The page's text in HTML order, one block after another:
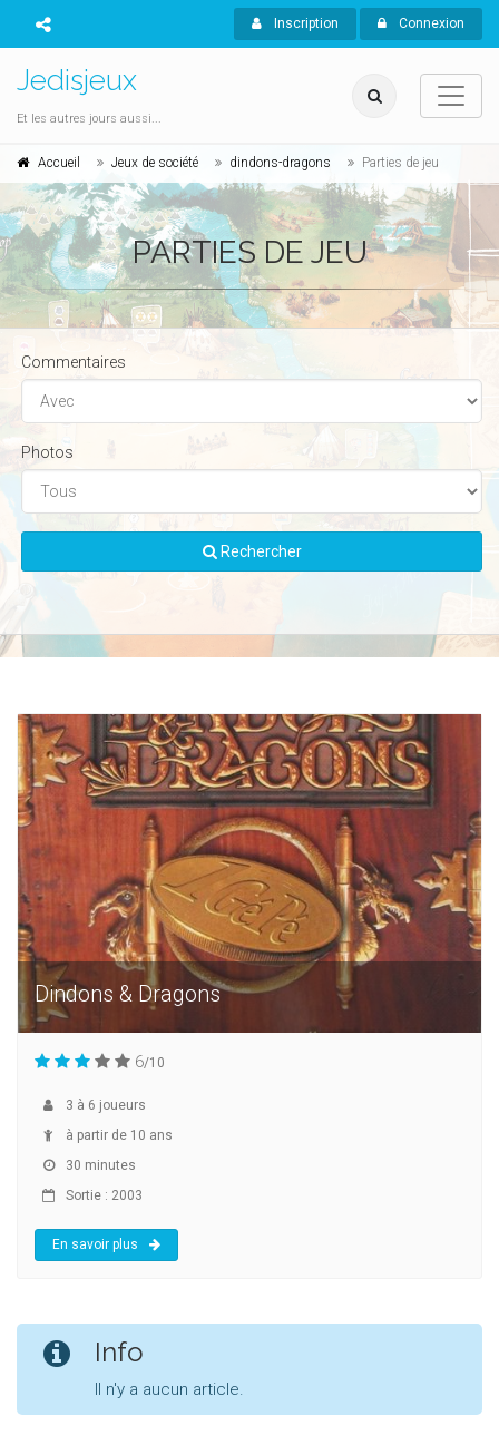
Inscription Connexion
Jedisjeux
Et les autres jours aussi...
Accueil Jeux de société dindons-dragons Parties de jeu
PARTIES DE JEU
Commentaires
Photos
Rechercher
Dindons & Dragons
6/10
3 à 6 joueurs
à partir de 10 ans
30 minutes
Sortie : 2003
En savoir plus
Info
Il n'y a aucun article.